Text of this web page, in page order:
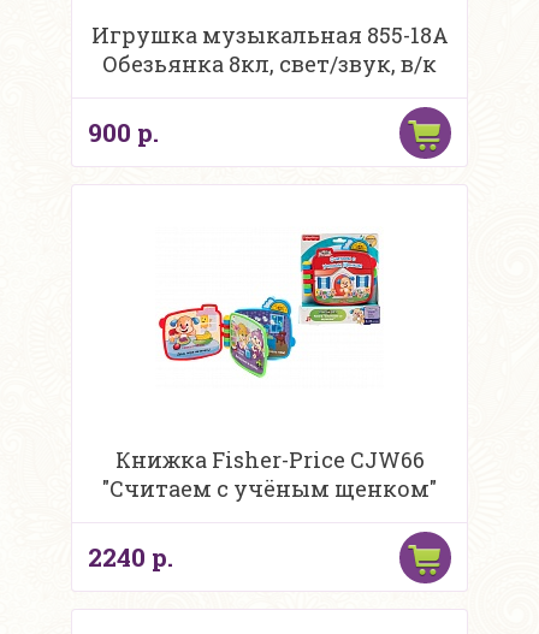
Игрушка музыкальная 855-18A
Обезьянка 8кл, свет/звук, в/к
900 р.
Книжка Fisher-Price CJW66
"Считаем с учёным щенком"
2240 р.